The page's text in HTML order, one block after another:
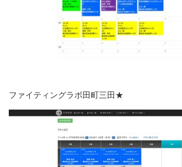
ファイティングラボ田町三田★